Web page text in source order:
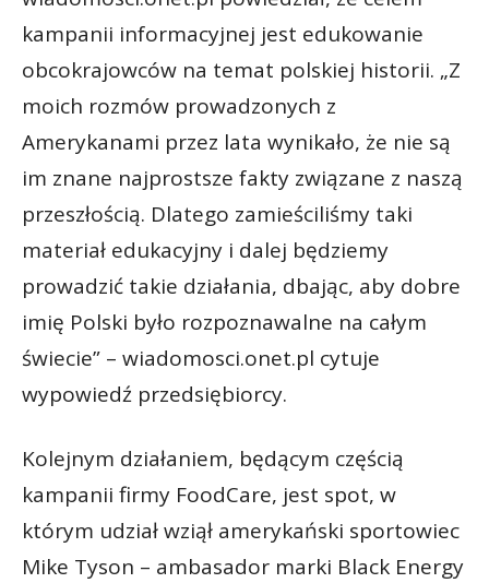
kampanii informacyjnej jest edukowanie
obcokrajowców na temat polskiej historii. „Z
moich rozmów prowadzonych z
Amerykanami przez lata wynikało, że nie są
im znane najprostsze fakty związane z naszą
przeszłością. Dlatego zamieściliśmy taki
materiał edukacyjny i dalej będziemy
prowadzić takie działania, dbając, aby dobre
imię Polski było rozpoznawalne na całym
świecie” – wiadomosci.onet.pl cytuje
wypowiedź przedsiębiorcy.
Kolejnym działaniem, będącym częścią
kampanii firmy FoodCare, jest spot, w
którym udział wziął amerykański sportowiec
Mike Tyson – ambasador marki Black Energy